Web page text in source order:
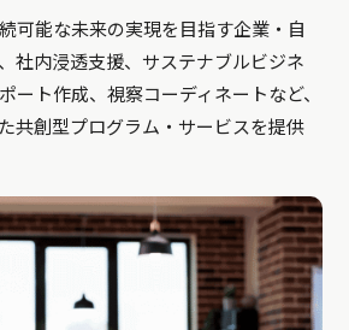
可能な未来の実現を目指す企業・自
社内浸透支援、サステナブルビジネ
ート作成、視察コーディネートなど、
共創型プログラム・サービスを提供